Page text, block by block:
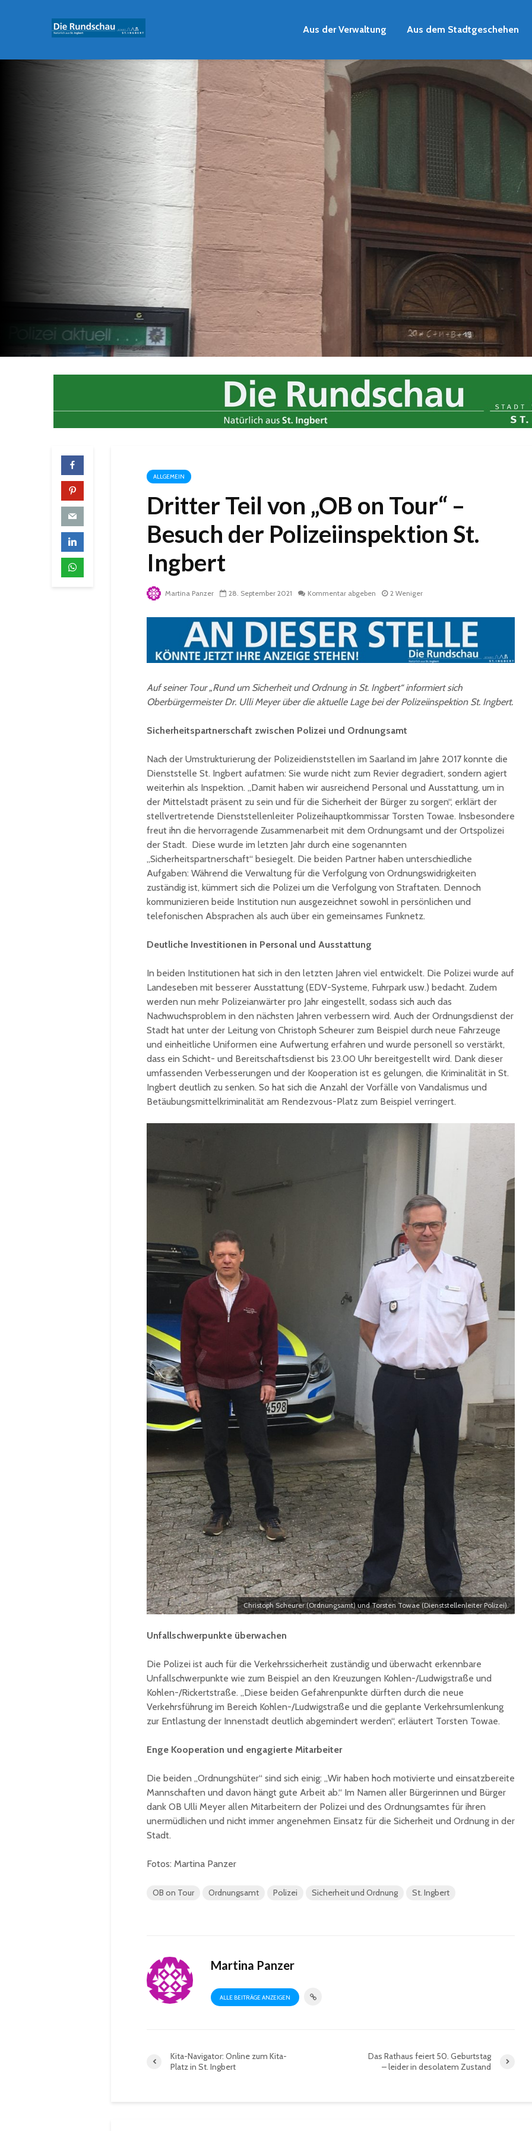
Aus der Verwaltung Aus dem Stadtgeschehen
ALLGEMEIN
Dritter Teil von „OB on Tour“ –
Besuch der Polizeiinspektion St.
Ingbert
Martina Panzer 28. September 2021 Kommentar abgeben 2 Weniger
Auf seiner Tour „Rund um Sicherheit und Ordnung in St. Ingbert“ informiert sich
Oberbürgermeister Dr. Ulli Meyer über die aktuelle Lage bei der Polizeiinspektion St. Ingbert.
Sicherheitspartnerschaft zwischen Polizei und Ordnungsamt
Nach der Umstrukturierung der Polizeidienststellen im Saarland im Jahre 2017 konnte die
Dienststelle St. Ingbert aufatmen: Sie wurde nicht zum Revier degradiert, sondern agiert
weiterhin als Inspektion. „Damit haben wir ausreichend Personal und Ausstattung, um in
der Mittelstadt präsent zu sein und für die Sicherheit der Bürger zu sorgen“, erklärt der
stellvertretende Dienststellenleiter Polizeihauptkommissar Torsten Towae. Insbesondere
freut ihn die hervorragende Zusammenarbeit mit dem Ordnungsamt und der Ortspolizei
der Stadt. Diese wurde im letzten Jahr durch eine sogenannten
„Sicherheitspartnerschaft“ besiegelt. Die beiden Partner haben unterschiedliche
Aufgaben: Während die Verwaltung für die Verfolgung von Ordnungswidrigkeiten
zuständig ist, kümmert sich die Polizei um die Verfolgung von Straftaten. Dennoch
kommunizieren beide Institution nun ausgezeichnet sowohl in persönlichen und
telefonischen Absprachen als auch über ein gemeinsames Funknetz.
Deutliche Investitionen in Personal und Ausstattung
In beiden Institutionen hat sich in den letzten Jahren viel entwickelt. Die Polizei wurde auf
Landeseben mit besserer Ausstattung (EDV-Systeme, Fuhrpark usw.) bedacht. Zudem
werden nun mehr Polizeianwärter pro Jahr eingestellt, sodass sich auch das
Nachwuchsproblem in den nächsten Jahren verbessern wird. Auch der Ordnungsdienst der
Stadt hat unter der Leitung von Christoph Scheurer zum Beispiel durch neue Fahrzeuge
und einheitliche Uniformen eine Aufwertung erfahren und wurde personell so verstärkt,
dass ein Schicht- und Bereitschaftsdienst bis 23.00 Uhr bereitgestellt wird. Dank dieser
umfassenden Verbesserungen und der Kooperation ist es gelungen, die Kriminalität in St.
Ingbert deutlich zu senken. So hat sich die Anzahl der Vorfälle von Vandalismus und
Betäubungsmittelkriminalität am Rendezvous-Platz zum Beispiel verringert.
Christoph Scheurer (Ordnungsamt) und Torsten Towae (Dienststellenleiter Polizei).
Unfallschwerpunkte überwachen
Die Polizei ist auch für die Verkehrssicherheit zuständig und überwacht erkennbare
Unfallschwerpunkte wie zum Beispiel an den Kreuzungen Kohlen-/Ludwigstraße und
Kohlen-/Rickertstraße. „Diese beiden Gefahrenpunkte dürften durch die neue
Verkehrsführung im Bereich Kohlen-/Ludwigstraße und die geplante Verkehrsumlenkung
zur Entlastung der Innenstadt deutlich abgemindert werden“, erläutert Torsten Towae.
Enge Kooperation und engagierte Mitarbeiter
Die beiden „Ordnungshüter“ sind sich einig: „Wir haben hoch motivierte und einsatzbereite
Mannschaften und davon hängt gute Arbeit ab.“ Im Namen aller Bürgerinnen und Bürger
dank OB Ulli Meyer allen Mitarbeitern der Polizei und des Ordnungsamtes für ihren
unermüdlichen und nicht immer angenehmen Einsatz für die Sicherheit und Ordnung in der
Stadt.
Fotos: Martina Panzer
OB on Tour Ordnungsamt Polizei Sicherheit und Ordnung St. Ingbert
Martina Panzer
ALLE BEITRÄGE ANZEIGEN
Kita-Navigator: Online zum Kita-
Platz in St. Ingbert
Das Rathaus feiert 50. Geburtstag
– leider in desolatem Zustand
Historische
dem Nachlass von Dr.
Karl Martin an die
Stadt St. Ingbert
expandiert in St.
Ingbert: Mietvertrag
für ehemaliges H&M-
Gebäude
unterzeichnet
90 Jahre
Registrierkasse bei
Eisen Quirin: Ein Stück
St. Ingberter
Handelsgeschichte
feiert
Stadt
Schulen
fordert
Konzert
mit